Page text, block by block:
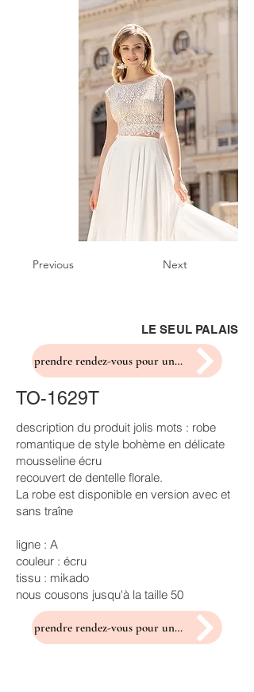
Previous Next
LE SEUL PALAIS
prendre rendez-vous pour un essayage
TO-1629T
description du produit jolis mots : robe
romantique de style bohème en délicate
mousseline écru
recouvert de dentelle florale.
La robe est disponible en version avec et
sans traîne
ligne : A
couleur : écru
tissu : mikado
nous cousons jusqu'à la taille 50
prendre rendez-vous pour un essayage